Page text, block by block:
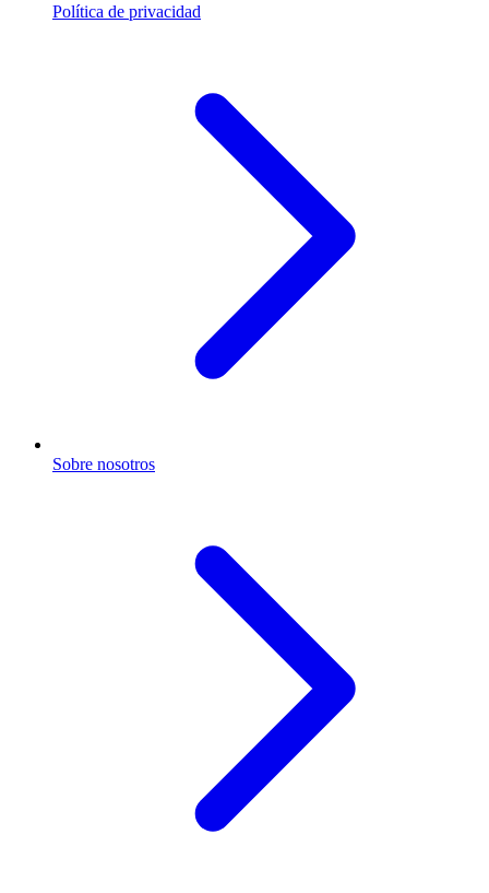
Política de privacidad
Sobre nosotros